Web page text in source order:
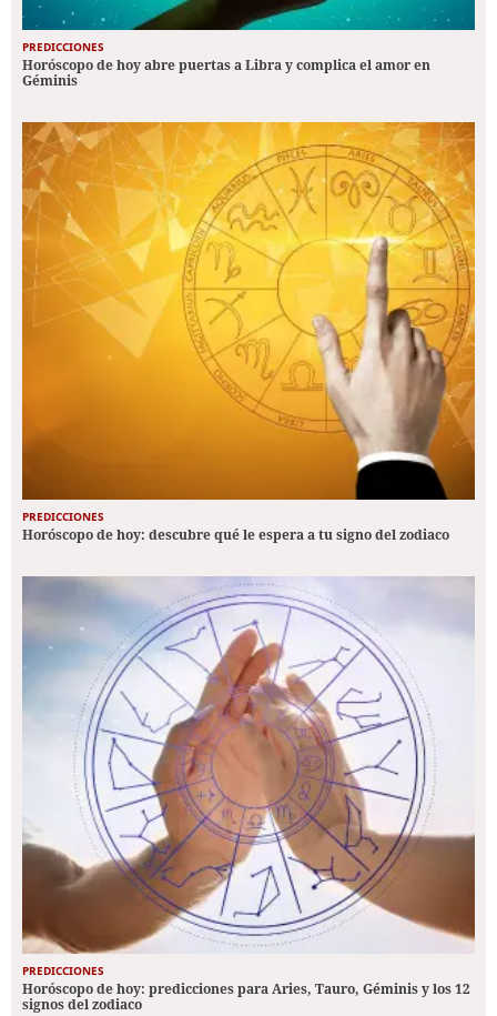
PREDICCIONES
Horóscopo de hoy abre puertas a Libra y complica el amor en
Géminis
PREDICCIONES
Horóscopo de hoy: descubre qué le espera a tu signo del zodiaco
PREDICCIONES
Horóscopo de hoy: predicciones para Aries, Tauro, Géminis y los 12
signos del zodiaco